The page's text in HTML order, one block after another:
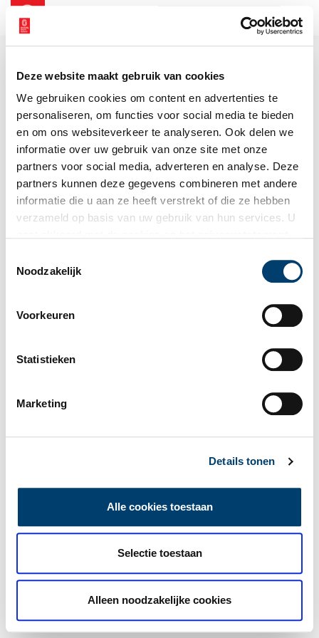
Deze website maakt gebruik van cookies
We gebruiken cookies om content en advertenties te
personaliseren, om functies voor social media te bieden
en om ons websiteverkeer te analyseren. Ook delen we
informatie over uw gebruik van onze site met onze
partners voor social media, adverteren en analyse. Deze
partners kunnen deze gegevens combineren met andere
informatie die u aan ze heeft verstrekt of die ze hebben
verzameld op basis van uw gebruik van hun services. U
Noodzakelijk
Voorkeuren
Statistieken
Marketing
Details tonen
Alle cookies toestaan
Selectie toestaan
Alleen noodzakelijke cookies